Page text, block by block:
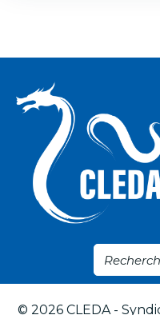
© 2026 CLEDA -